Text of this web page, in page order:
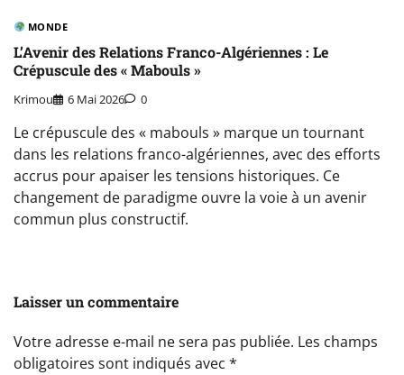
MONDE
L’Avenir des Relations Franco-Algériennes : Le
Crépuscule des « Mabouls »
Krimou 6 Mai 2026 0
Le crépuscule des « mabouls » marque un tournant
dans les relations franco-algériennes, avec des efforts
accrus pour apaiser les tensions historiques. Ce
changement de paradigme ouvre la voie à un avenir
commun plus constructif.
Laisser un commentaire
Votre adresse e-mail ne sera pas publiée. Les champs
obligatoires sont indiqués avec *